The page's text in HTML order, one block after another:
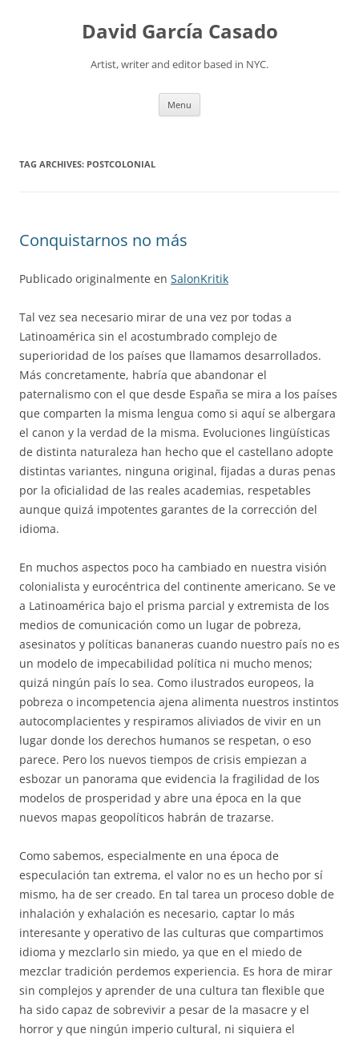
David García Casado
Artist, writer and editor based in NYC.
Menu
TAG ARCHIVES: POSTCOLONIAL
Conquistarnos no más
Publicado originalmente en SalonKritik
Tal vez sea necesario mirar de una vez por todas a
Latinoamérica sin el acostumbrado complejo de
superioridad de los países que llamamos desarrollados.
Más concretamente, habría que abandonar el
paternalismo con el que desde España se mira a los países
que comparten la misma lengua como si aquí se albergara
el canon y la verdad de la misma. Evoluciones lingüísticas
de distinta naturaleza han hecho que el castellano adopte
distintas variantes, ninguna original, fijadas a duras penas
por la oficialidad de las reales academias, respetables
aunque quizá impotentes garantes de la corrección del
idioma.
En muchos aspectos poco ha cambiado en nuestra visión
colonialista y eurocéntrica del continente americano. Se ve
a Latinoamérica bajo el prisma parcial y extremista de los
medios de comunicación como un lugar de pobreza,
asesinatos y políticas bananeras cuando nuestro país no es
un modelo de impecabilidad política ni mucho menos;
quizá ningún país lo sea. Como ilustrados europeos, la
pobreza o incompetencia ajena alimenta nuestros instintos
autocomplacientes y respiramos aliviados de vivir en un
lugar donde los derechos humanos se respetan, o eso
parece. Pero los nuevos tiempos de crisis empiezan a
esbozar un panorama que evidencia la fragilidad de los
modelos de prosperidad y abre una época en la que
nuevos mapas geopolíticos habrán de trazarse.
Como sabemos, especialmente en una época de
especulación tan extrema, el valor no es un hecho por sí
mismo, ha de ser creado. En tal tarea un proceso doble de
inhalación y exhalación es necesario, captar lo más
interesante y operativo de las culturas que compartimos
idioma y mezclarlo sin miedo, ya que en el miedo de
mezclar tradición perdemos experiencia. Es hora de mirar
sin complejos y aprender de una cultura tan flexible que
ha sido capaz de sobrevivir a pesar de la masacre y el
horror y que ningún imperio cultural, ni siquiera el